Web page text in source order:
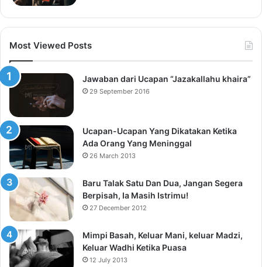
Most Viewed Posts
Jawaban dari Ucapan “Jazakallahu khaira”
29 September 2016
Ucapan-Ucapan Yang Dikatakan Ketika
Ada Orang Yang Meninggal
26 March 2013
Baru Talak Satu Dan Dua, Jangan Segera
Berpisah, Ia Masih Istrimu!
27 December 2012
Mimpi Basah, Keluar Mani, keluar Madzi,
Keluar Wadhi Ketika Puasa
12 July 2013